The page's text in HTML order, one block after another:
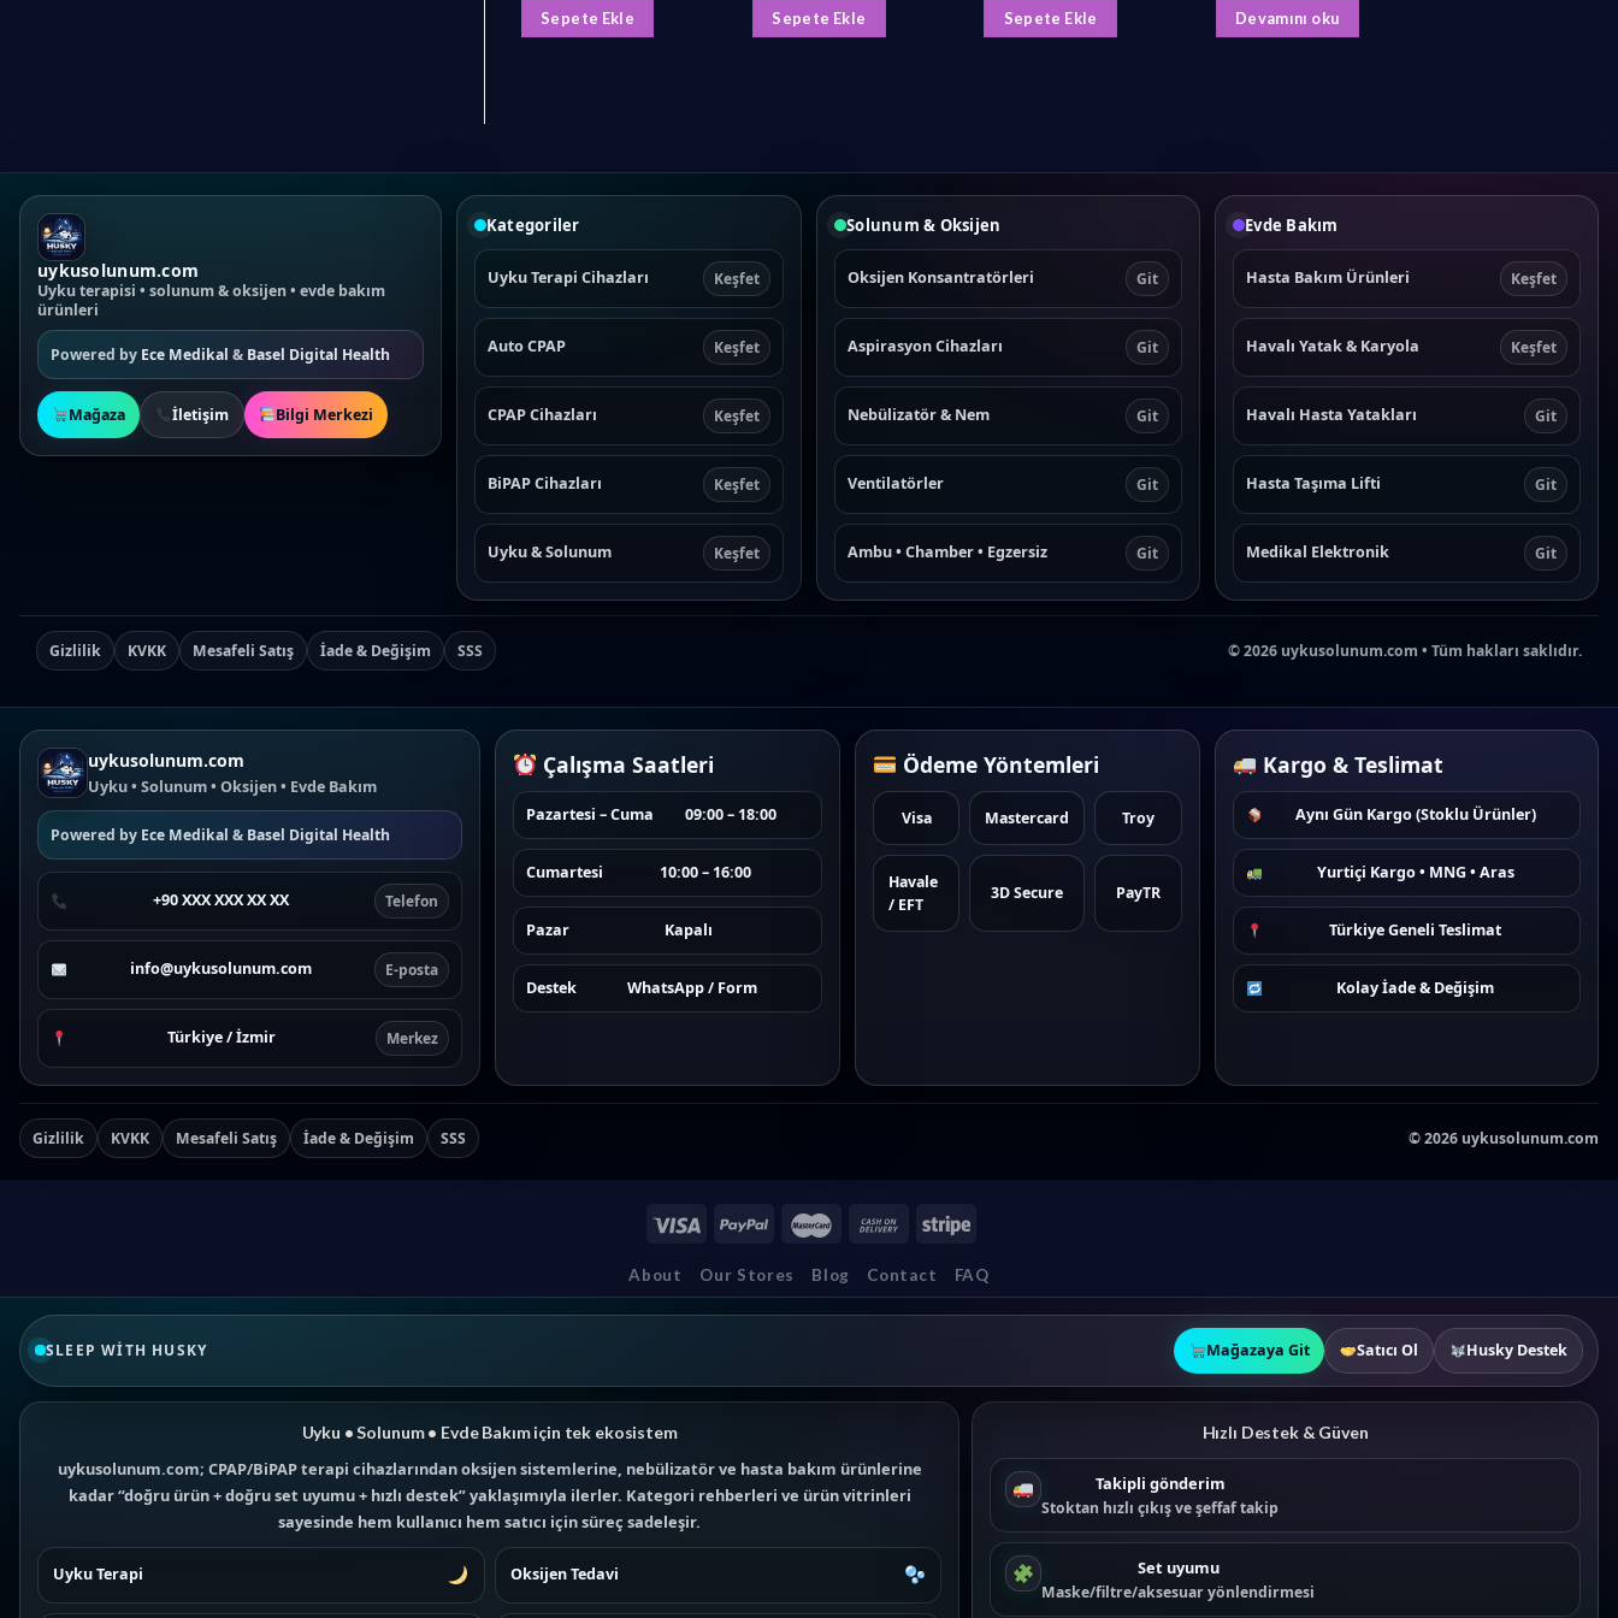
₺2.160,00.
₺1.199,90.
Sepete Ekle ₺1.399,90.
Sepete Ekle ₺9.990,00.
Sepete Ekle Devamını oku
uykusolunum.com
Uyku terapisi • solunum & oksijen • evde bakım
ürünleri
Powered by Ece Medikal & Basel Digital Health
Mağaza İletişim Bilgi Merkezi
Kategoriler
Uyku Terapi Cihazları Keşfet
Auto CPAP Keşfet
CPAP Cihazları Keşfet
BiPAP Cihazları Keşfet
Uyku & Solunum Keşfet
Solunum & Oksijen
Oksijen Konsantratörleri Git
Aspirasyon Cihazları Git
Nebülizatör & Nem Git
Ventilatörler Git
Ambu • Chamber • Egzersiz Git
Evde Bakım
Hasta Bakım Ürünleri Keşfet
Havalı Yatak & Karyola Keşfet
Havalı Hasta Yatakları Git
Hasta Taşıma Lifti Git
Medikal Elektronik Git
Gizlilik KVKK Mesafeli Satış İade & Değişim SSS ©2026 uykusolunum.com • Tüm hakları saklıdır.
uykusolunum.com
Uyku • Solunum • Oksijen • Evde Bakım
Powered by Ece Medikal & Basel Digital Health
+90 XXX XXX XX XX Telefon
info@uykusolunum.com E-posta
Türkiye / İzmir Merkez
Çalışma Saatleri
Pazartesi – Cuma 09:00 – 18:00
Cumartesi 10:00 – 16:00
Pazar Kapalı
Destek WhatsApp / Form
Ödeme Yöntemleri
Visa Mastercard Troy
Havale
/ EFT
3D Secure PayTR
Kargo & Teslimat
Aynı Gün Kargo (Stoklu Ürünler)
Yurtiçi Kargo • MNG • Aras
Türkiye Geneli Teslimat
Kolay İade & Değişim
Gizlilik KVKK Mesafeli Satış İade & Değişim SSS ©2026 uykusolunum.com
About Our Stores Blog Contact FAQ
SLEEP WITH HUSKY Mağazaya Git Satıcı Ol Husky Destek
Uyku • Solunum • Evde Bakım için tek ekosistem
uykusolunum.com; CPAP/BiPAP terapi cihazlarından oksijen sistemlerine, nebülizatör ve hasta bakım ürünlerine
kadar “doğru ürün + doğru set uyumu + hızlı destek” yaklaşımıyla ilerler. Kategori rehberleri ve ürün vitrinleri
sayesinde hem kullanıcı hem satıcı için süreç sadeleşir.
Uyku Terapi Oksijen Tedavi
Hızlı Destek & Güven
Takipli gönderim
Stoktan hızlı çıkış ve şeffaf takip
Set uyumu
Maske/filtre/aksesuar yönlendirmesi